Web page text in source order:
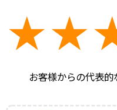
お客様からの代表的